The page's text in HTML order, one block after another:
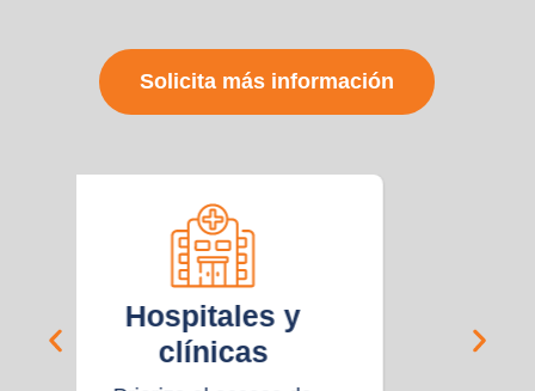
Solicita más información